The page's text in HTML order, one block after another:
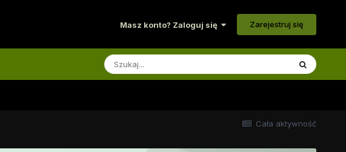
Masz konto? Zaloguj się Zarejestruj się
Cała aktywność